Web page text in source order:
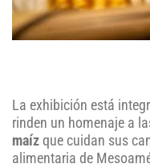
La exhibición está
rinden un homenaje a
maíz que cuidan sus
alimentaria de